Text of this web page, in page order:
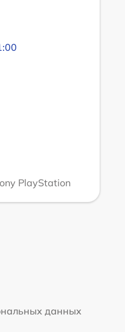
PlayStation
данных